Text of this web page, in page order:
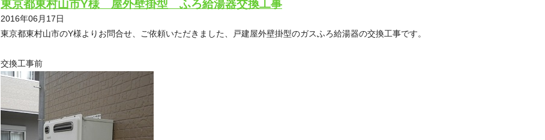
東京都東村山市Y様 屋外壁掛型 ふろ給湯器交換工事
2016年06月17日
東京都東村山市のY様よりお問合せ、ご依頼いただきました、戸建屋外壁掛型のガスふろ給湯器の交換工事です。
交換工事前